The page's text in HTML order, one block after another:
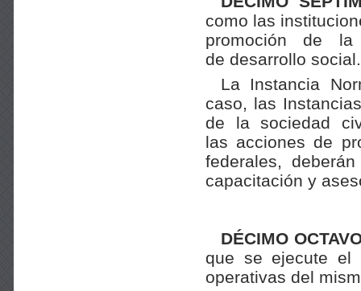
como las
promoción de
de desarrollo social.
La Instancia
caso, las
de la sociedad
las acciones de
federales,
capacitación y
DÉCIMO
que se ejecute el
operativas del